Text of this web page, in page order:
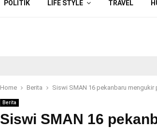
POLITIK LIFE STYLE TRAVEL
Home Berita Siswi SMAN 16 pekanbaru
Berita
Siswi SMAN 16